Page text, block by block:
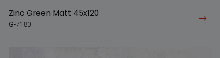
Zinc Green Matt 45x120
G-7180